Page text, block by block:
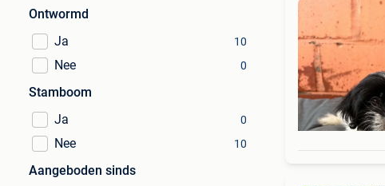
Ontwormd
Ja
10
Nee 0
Stamboom
Ja
0
Nee 10
Aangeboden sinds